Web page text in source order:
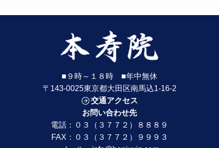
■９時～１８時 ■年中無休
〒143-0025東京都大田区南馬込1-16-2
交通アクセス
お問い合わせ先
電話： ０３（３７７２）８８８９
FAX：０３（３７７２）９９９３